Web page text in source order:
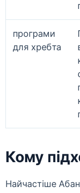
програми
для хребта
Кому
Найчастіше